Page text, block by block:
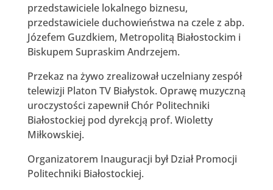
przedstawiciele lokalnego biznesu,
przedstawiciele duchowieństwa na czele z abp.
Józefem Guzdkiem, Metropolitą Białostockim i
Biskupem Supraskim Andrzejem.
Przekaz na żywo zrealizował uczelniany zespół
telewizji Platon TV Białystok. Oprawę muzyczną
uroczystości zapewnił Chór Politechniki
Białostockiej pod dyrekcją prof. Wioletty
Miłkowskiej.
Organizatorem Inauguracji był Dział Promocji
Politechniki Białostockiej.